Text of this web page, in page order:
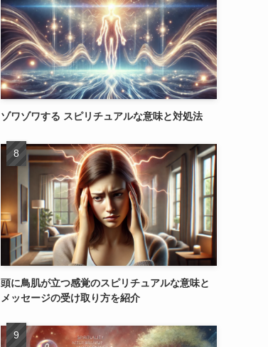
ゾワゾワする スピリチュアルな意味と対処法
頭に鳥肌が立つ感覚のスピリチュアルな意味と
メッセージの受け取り方を紹介